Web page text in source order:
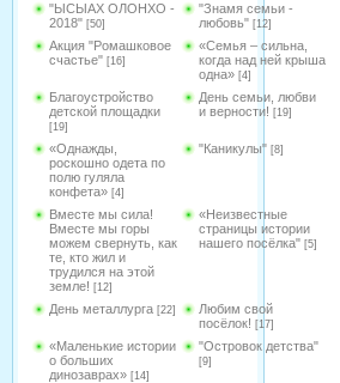
"ЫСЫАХ ОЛОНХО -
2018" [50]
"Знамя семьи -
любовь" [12]
Акция "Ромашковое
счастье" [16]
«Семья – сильна,
когда над ней крыша
одна» [4]
Благоустройство
детской площадки
[19]
День семьи, любви
и верности! [19]
«Однажды,
роскошно одета по
полю гуляла
конфета» [4]
"Каникулы" [8]
Вместе мы сила!
Вместе мы горы
можем свернуть, как
те, кто жил и
трудился на этой
земле! [12]
«Неизвестные
страницы истории
нашего посёлка" [5]
День металлурга [22]
Любим свой
посёлок! [17]
«Маленькие истории
о больших
динозаврах» [14]
"Островок детства"
[9]